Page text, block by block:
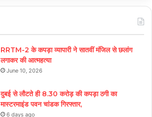
RRTM-2 के कपड़ा व्यापारी ने सातवीं मंजिल से छलांग
लगाकर की आत्महत्या
June 10, 2026
दुबई से लौटते ही 8.30 करोड़ की कपड़ा ठगी का
मास्टरमाइंड पवन चांडक गिरफ्तार,
6 days ago